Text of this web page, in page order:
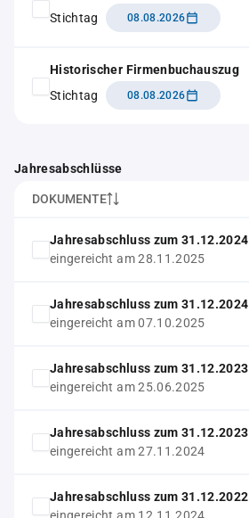
Stichtag
08.08.2026
Historischer Firmenbuchauszug
Stichtag
08.08.2026
Jahresabschlüsse
DOKUMENTE
Jahresabschluss zum 31.12.2024
eingereicht am 28.11.2025
Jahresabschluss zum 31.12.2024
eingereicht am 07.10.2025
Jahresabschluss zum 31.12.2023
eingereicht am 25.06.2025
Jahresabschluss zum 31.12.2023
eingereicht am 27.11.2024
Jahresabschluss zum 31.12.2022